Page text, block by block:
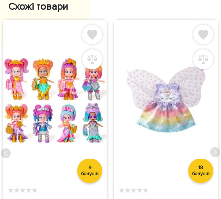
Схожі товари
9
бонусів
★★★★★
18
бонусів
★★★★★